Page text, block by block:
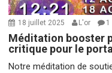
18 juillet 2025 L'or 1
Méditation booster
critique pour le
Notre méditation de